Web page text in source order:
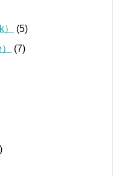
(5)
(7)